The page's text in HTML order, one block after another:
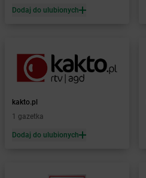
Żabka Bielany Wrocławskie
Żabka Bielsk Podlaski
Żabka
Bielsko
Żabka Bielsko-Biała
Żabka Bieniewice
Żabka Bieruń
Żabka Bieżuń
Dodaj do ulubionych
kakto.pl
1 gazetka
Dodaj do ulubionych